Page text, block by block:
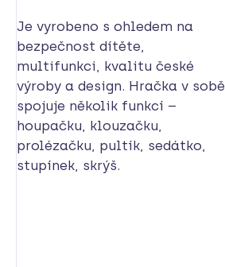
Je vyrobeno s ohledem na
bezpečnost dítěte,
multifunkci, kvalitu české
výroby a design. Hračka v sobě
spojuje několik funkcí –
houpačku, klouzačku,
prolézačku, pultík, sedátko,
stupínek, skrýš.